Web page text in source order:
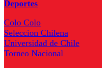
Deportes
Colo Colo
Seleccion Chilena
Universidad de Chile
Torneo Nacional